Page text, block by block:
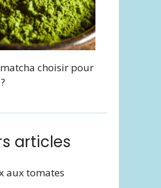
choisir pour
articles
aux tomates